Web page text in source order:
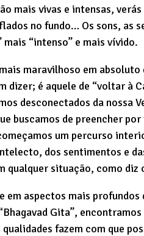
mais vivas e intensas,
no fundo… Os sons, as
“intenso” e mais vívido.
maravilhoso em
dizer; é aquele de “voltar à
desconectados da nossa
buscamos de preencher
um percurso
dos sentimentos e
qualquer situação, como diz
em aspectos mais
Gita”,
fazem com que